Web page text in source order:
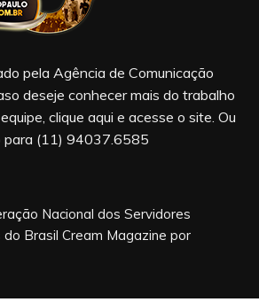
pela Agência de Comunicação
deseje conhecer mais do trabalho
clique aqui e acesse o site. Ou
(11) 94037.6585
Nacional dos Servidores
do Brasil Cream Magazine por